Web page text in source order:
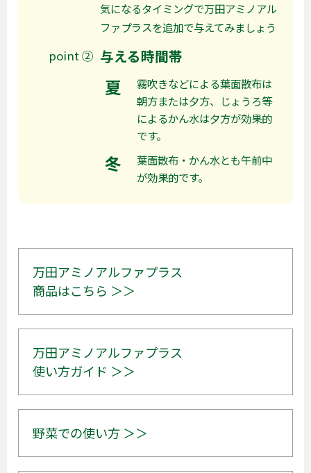
気になるタイミングで万田アミノアル
ファプラスを追加で与えてみましょう
point ② 与える時間帯
夏
霧吹きなどによる葉面散布は
朝方または夕方、じょうろ等
によるかん水は夕方が効果的
です。
冬
葉面散布・かん水とも午前中
が効果的です。
万田アミノアルファプラス
商品はこちら ＞＞
万田アミノアルファプラス
使い方ガイド ＞＞
野菜での使い方 ＞＞